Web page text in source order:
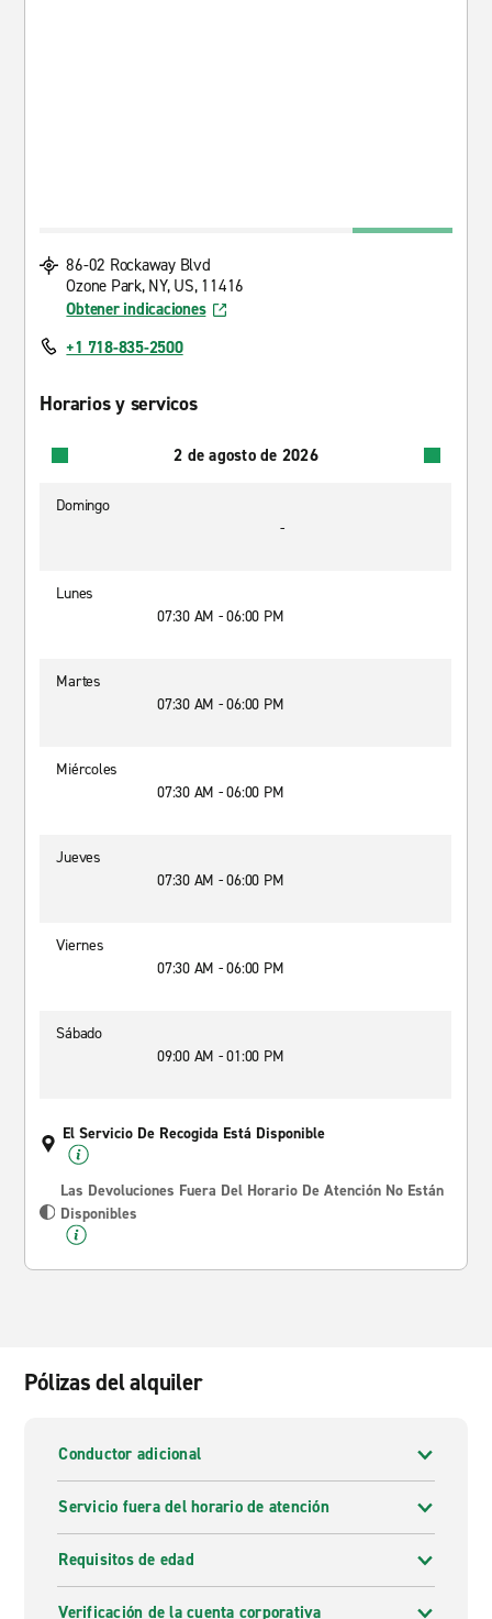
86-02 Rockaway Blvd
Ozone Park, NY, US, 11416
Obtener indicaciones
+1 718-835-2500
Horarios y servicos
2 de agosto de 2026
Domingo
-
Lunes
07:30 AM - 06:00 PM
Martes
07:30 AM - 06:00 PM
Miércoles
07:30 AM - 06:00 PM
Jueves
07:30 AM - 06:00 PM
Viernes
07:30 AM - 06:00 PM
Sábado
09:00 AM - 01:00 PM
El Servicio De Recogida Está Disponible
Las Devoluciones Fuera Del Horario De Atención No Están
Disponibles
Pólizas del alquiler
Conductor adicional
Servicio fuera del horario de atención
Requisitos de edad
Verificación de la cuenta corporativa